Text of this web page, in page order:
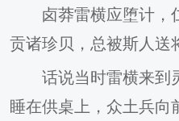
卤莽雷横应堕计，
贡诸珍贝，总被斯人送
话说当时雷横来到
睡在供桌上，众土兵向